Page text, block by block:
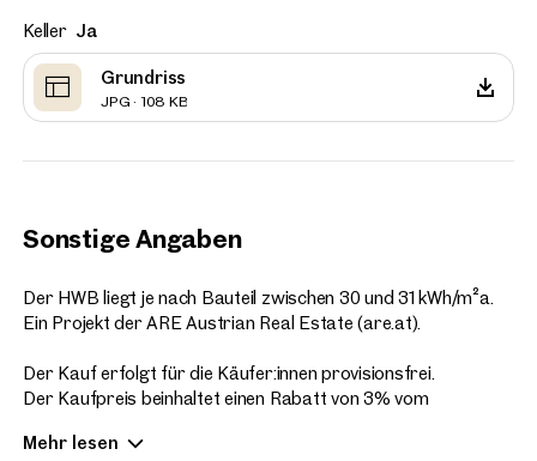
Keller Ja
Grundriss
JPG · 108 KB
Sonstige Angaben
Der HWB liegt je nach Bauteil zwischen 30 und 31 kWh/m²a.
Ein Projekt der ARE Austrian Real Estate (are.at).
Der Kauf erfolgt für die Käufer:innen provisionsfrei.
Der Kaufpreis beinhaltet einen Rabatt von 3% vom
von den Verkaufsplänen zur tatsächlichen Ausführung.
Mehr lesen